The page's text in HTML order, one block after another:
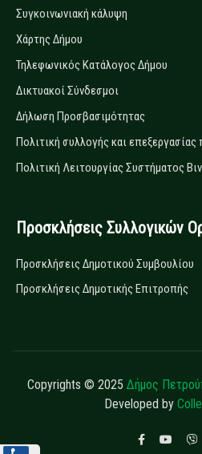
Συγκοινωνιακή κάλυψη
Χάρτης Δήμου
Τηλεφωνικός Κατάλογος Δήμου
Δικτυακοί Σύνδεσμοι
Δήλωση Προσβασιμότητας
Πολιτική συλλογής και
Πολιτική Λειτουργίας Συστήματος
Προσκλήσεις Συλλογικών
Προσκλήσεις Δημοτικού Συμβουλίου
Προσκλήσεις Δημοτικής Επιτροπής
Copyrights © 2025 Δήμος
Developed by